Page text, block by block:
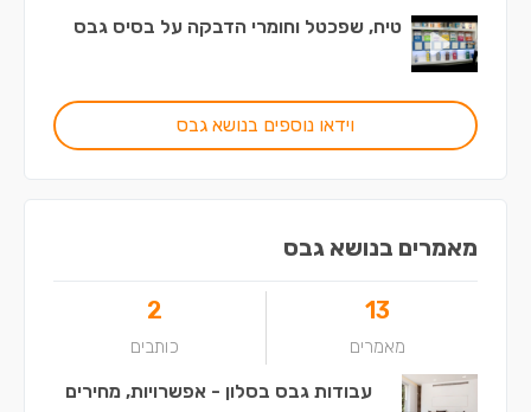
טיח, שפכטל וחומרי הדבקה על בסיס גבס
וידאו נוספים בנושא גבס
מאמרים בנושא גבס
13
מאמרים
2
כותבים
עבודות גבס בסלון - אפשרויות, מחירים